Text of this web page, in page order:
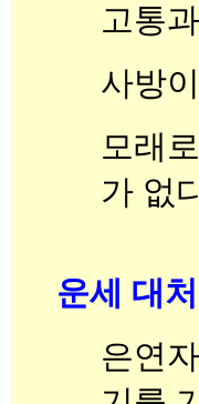
고통
사방
모래
가 없
운세 대
은연